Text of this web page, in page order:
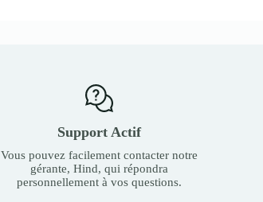
Support Actif
Vous pouvez facilement contacter notre
gérante, Hind, qui répondra
personnellement à vos questions.